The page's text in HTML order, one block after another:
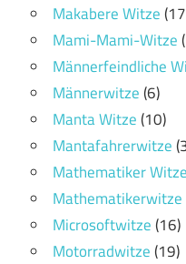
Makabere Witze
Mami-Mami-Witze
Männerfeindliche
Männerwitze(6)
Manta Witze(10)
Mantafahrerwitze
Mathematiker Witze
Mathematikerwitze
Microsoftwitze(16)
Motorradwitze(19)